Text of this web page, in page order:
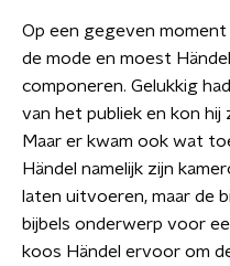
Op een gegeven moment
de mode en moest
componeren. Gelukkig
van het publiek en kon hij
Maar er kwam ook wat
Händel namelijk zijn
laten uitvoeren, maar de
bijbels onderwerp voor
koos Händel ervoor om